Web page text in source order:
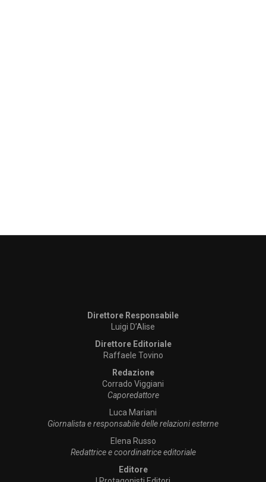
Direttore Responsabile
Luigi D’Alise
Direttore Editoriale
Raffaele Tovino
Redazione
Corrado Viggiani
Caporedattore
Luca Mariani
Giornalista e responsabile delle relazioni esterne
Elena Russo
Redattrice e coordinatrice editoriale
Editore